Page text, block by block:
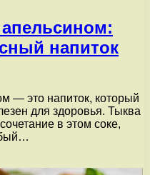
напиток
— это напиток, который
для здоровья. Тыква
в этом соке,